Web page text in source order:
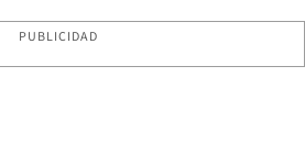
PUBLICIDAD